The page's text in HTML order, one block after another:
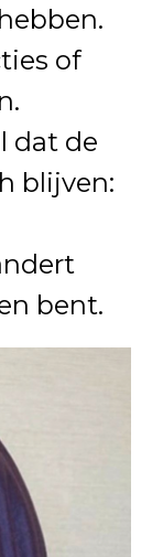
of
dat de
blijven:
bent.